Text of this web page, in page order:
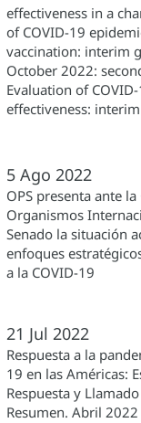
effectiveness in a
of COVID-19
vaccination: interim
October 2022:
Evaluation of
effectiveness:
5 Ago 2022
OPS presenta ante
Organismos
Senado la situación
enfoques
a la COVID-19
21 Jul 2022
Respuesta a la
19 en las Américas:
Respuesta y
Resumen. Abril